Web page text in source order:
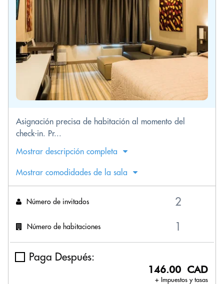
Asignación precisa de habitación al momento del
check-in. Pr...
Mostrar descripción completa
Mostrar comodidades de la sala
Número de invitados
Número de habitaciones
Paga Después:
146.00 CAD
+ Impuestos y tasas